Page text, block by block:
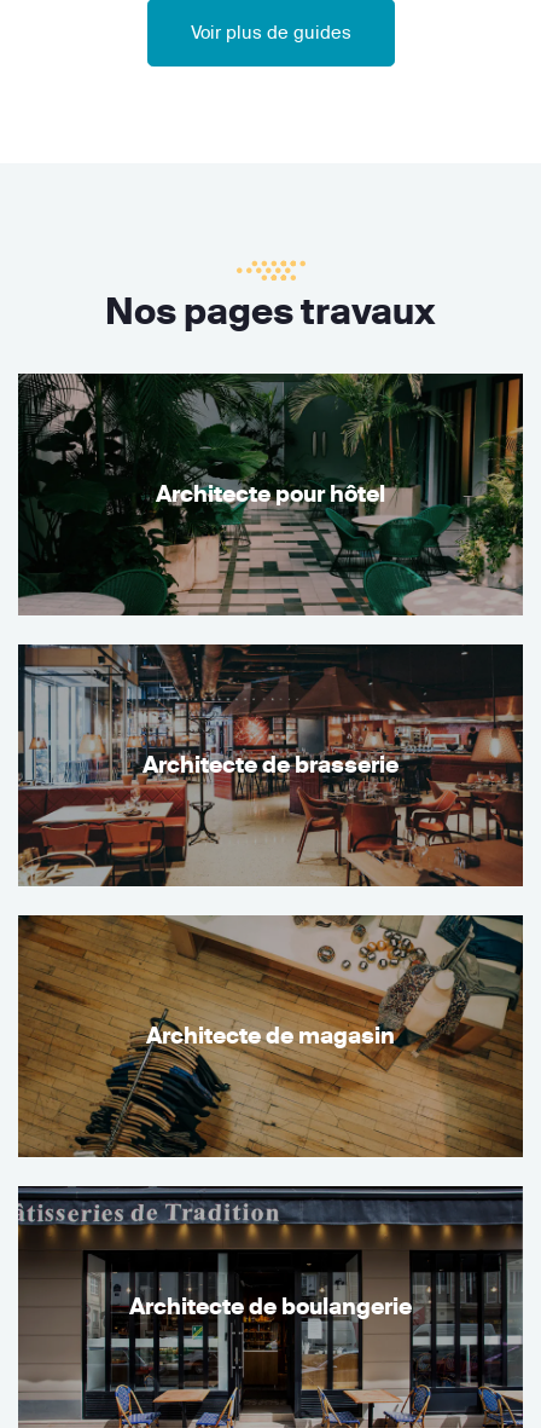
Voir plus de guides
Nos pages travaux
Architecte pour hôtel
Architecte de brasserie
Architecte de magasin
Architecte de boulangerie